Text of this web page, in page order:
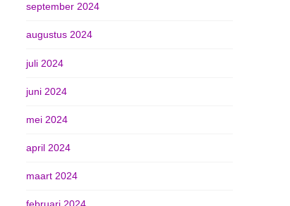
september 2024
augustus 2024
juli 2024
juni 2024
mei 2024
april 2024
maart 2024